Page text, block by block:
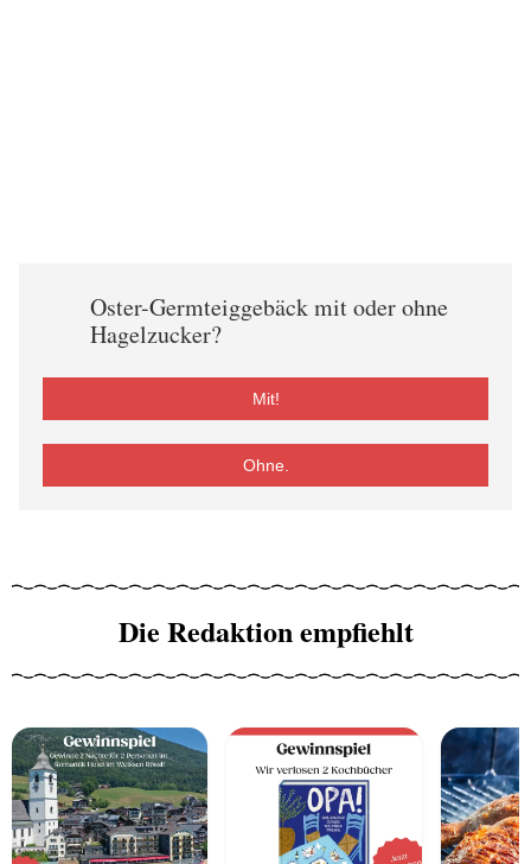
Oster-Germteiggebäck mit oder ohne
Hagelzucker?
Mit!
Ohne.
Die Redaktion empfiehlt